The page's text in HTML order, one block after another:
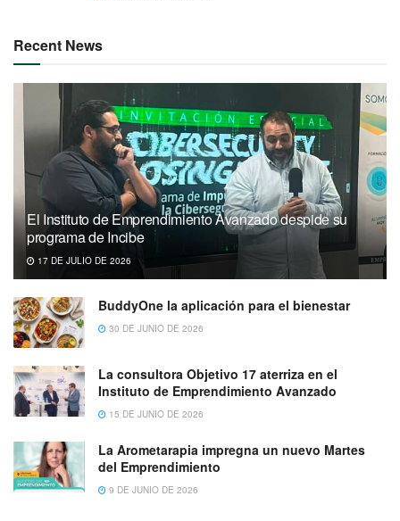
Recent News
El Instituto de Emprendimiento Avanzado despide su
programa de Incibe
17 DE JULIO DE 2026
BuddyOne la aplicación para el bienestar
30 DE JUNIO DE 2026
La consultora Objetivo 17 aterriza en el
Instituto de Emprendimiento Avanzado
15 DE JUNIO DE 2026
La Arometarapia impregna un nuevo Martes
del Emprendimiento
9 DE JUNIO DE 2026